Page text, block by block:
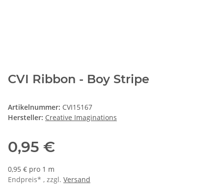
CVI Ribbon - Boy Stripe
Artikelnummer: CVI15167
Hersteller: Creative Imaginations
0,95 €
0,95 € pro 1 m
Endpreis* , zzgl. Versand